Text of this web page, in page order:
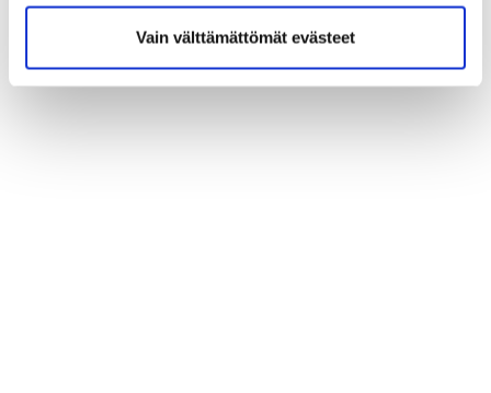
Vain välttämättömät evästeet